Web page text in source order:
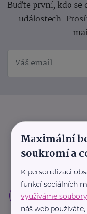
Buďte první, kdo se
událostech.
Maximální
soukromí a
K personalizaci
funkcí sociálních
využíváme
náš web